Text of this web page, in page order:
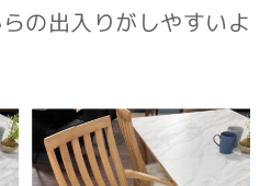
の出入りがしやすいよ